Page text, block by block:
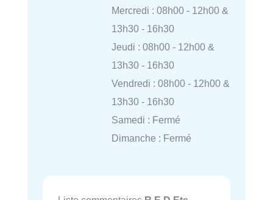
Mercredi : 08h00 - 12h00 &
13h30 - 16h30
Jeudi : 08h00 - 12h00 &
13h30 - 16h30
Vendredi : 08h00 - 12h00 &
13h30 - 16h30
Samedi : Fermé
Dimanche : Fermé